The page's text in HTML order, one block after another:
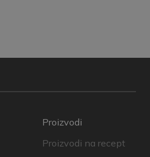
Proizvodi
Proizvodi na recept